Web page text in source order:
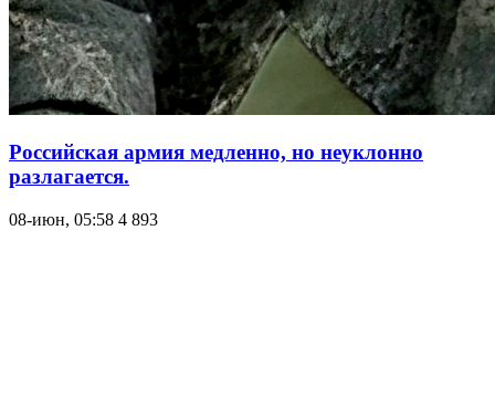
Российская армия медленно, но неуклонно
разлагается.
08-июн, 05:58 4 893